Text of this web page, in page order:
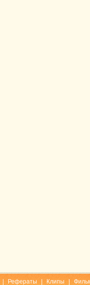
Рефераты Клипы